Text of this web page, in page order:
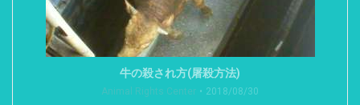
牛の殺され方(屠殺方法)
Animal Rights Center 2018/08/30